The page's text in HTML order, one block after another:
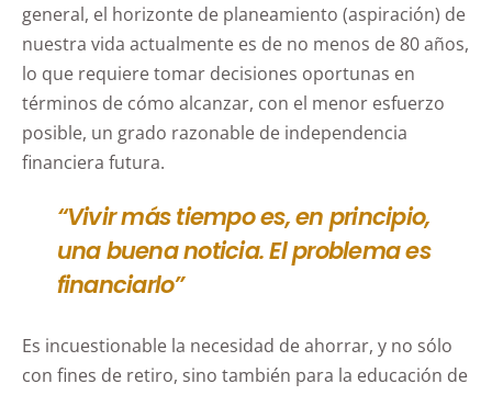
general, el horizonte de planeamiento (aspiración) de
nuestra vida actualmente es de no menos de 80 años,
lo que requiere tomar decisiones oportunas en
términos de cómo alcanzar, con el menor esfuerzo
posible, un grado razonable de independencia
financiera futura.
“Vivir más tiempo es, en principio,
una buena noticia. El problema es
financiarlo”
Es incuestionable la necesidad de ahorrar, y no sólo
con fines de retiro, sino también para la educación de